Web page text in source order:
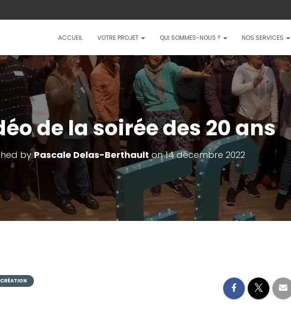
ACCUEIL VOTRE PROJET QUI SOMMES-NOUS ? NOS SERVICES
de la soirée des 20 ans
byPascale Delas-Berthault on14 décembre 2022